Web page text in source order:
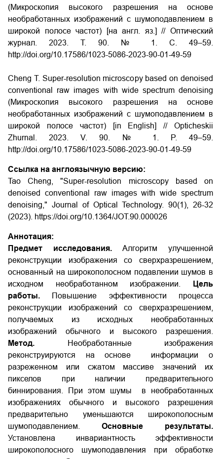
(Микроскопия высокого разрешения на основе
необработанных изображений с шумоподавлением в
широкой полосе частот) [на англ. яз.] // Оптический
журнал. 2023. Т. 90. № 1. С. 49–59.
http://doi.org/10.17586/1023-5086-2023-90-01-49-59
Cheng T. Super-resolution microscopy based on denoised
conventional raw images with wide spectrum denoising
(Микроскопия высокого разрешения на основе
необработанных изображений с шумоподавлением в
широкой полосе частот) [in English] // Opticheskii
Zhurnal. 2023. V. 90. № 1. P. 49–59.
http://doi.org/10.17586/1023-5086-2023-90-01-49-59
Ссылка на англоязычную версию:
Tao Cheng, "Super-resolution microscopy based on
denoised conventional raw images with wide spectrum
denoising," Journal of Optical Technology. 90(1), 26-32
(2023). https://doi.org/10.1364/JOT.90.000026
Аннотация:
Предмет исследования.Алгоритм улучшенной
реконструкции изображения со сверхразрешением,
основанный на широкополосном подавлении шумов в
исходном необработанном изображении.
Цель
работы. Повышение эффективности процесса
реконструкции изображений со сверхразрешением,
получаемых из исходных необработанных
изображений обычного и высокого разрешения.
Метод. Необработанные изображения
реконструируются на основе информации о
разреженном или сжатом массиве значений их
пикселов при наличии предварительного
биннирования. При этом шумы в необработанных
изображениях обычного и высокого разрешения
предварительно уменьшаются широкополосным
шумоподавлением. Основные результаты.
Установлена инвариантность эффективности
широкополосного шумоподавления при обработке